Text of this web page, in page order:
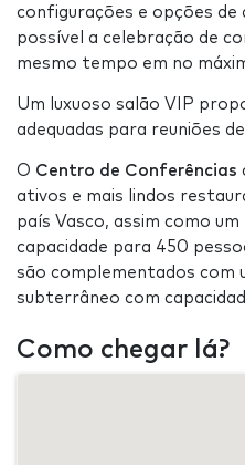
configurações e opções
possível a celebração de
mesmo tempo em no
Um luxuoso salão VIP
adequadas para reuniões
O Centro de Conferências
ativos e mais lindos
país Vasco, assim como
capacidade para 450
são complementados com
subterrâneo com
Como chegar lá?